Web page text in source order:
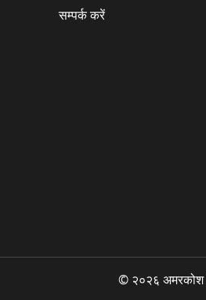
सम्पर्क करें
© २०२६ अमरकोश